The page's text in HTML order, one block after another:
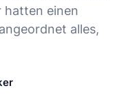
hatten einen
alles,